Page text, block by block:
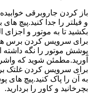
باز کردن جاروبرقی
و فیلتر را جدا کنید.پیچ های
بکشید تا به موتور و اجزای
برای سرویس کردن برس
پوشش موتور را نگه داشته
آورید.مطمئن شوید که
برای سرویس کردن غلتک
به آن را پاک کنید.پیچ های
بچرخانید و کاور را بردارید.